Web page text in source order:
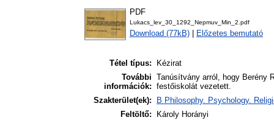
PDF
Lukacs_lev_30_1292_Nepmuv_Min_2.pdf
Download (77kB) Előzetes bemutató
Tétel típus:
Kézirat
További
információk:
Tanúsítvány arról, hogy Berény
festőiskolát vezetett.
Szakterület(ek):
B Philosophy. Psychology.
Feltöltő:
Károly Horányi